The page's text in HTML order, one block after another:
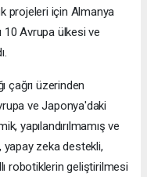
projeleri için Almanya
10 Avrupa ülkesi ve
çağrı üzerinden
ve Japonya'daki
yapılandırılmamış ve
zeka destekli,
robotiklerin geliştirilmesi